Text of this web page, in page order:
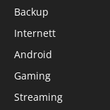
Backup
Internett
Android
Gaming
Streaming